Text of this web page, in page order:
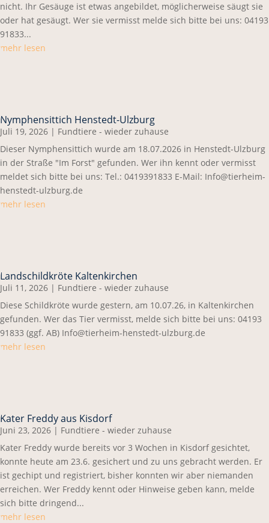
nicht. Ihr Gesäuge ist etwas angebildet, möglicherweise säugt sie
oder hat gesäugt. Wer sie vermisst melde sich bitte bei uns: 04193
91833...
mehr lesen
Nymphensittich Henstedt-Ulzburg
Juli 19, 2026 | Fundtiere - wieder zuhause
Dieser Nymphensittich wurde am 18.07.2026 in Henstedt-Ulzburg
in der Straße "Im Forst" gefunden. Wer ihn kennt oder vermisst
meldet sich bitte bei uns: Tel.: 0419391833 E-Mail: Info@tierheim-
henstedt-ulzburg.de
mehr lesen
Landschildkröte Kaltenkirchen
Juli 11, 2026 | Fundtiere - wieder zuhause
Diese Schildkröte wurde gestern, am 10.07.26, in Kaltenkirchen
gefunden. Wer das Tier vermisst, melde sich bitte bei uns: 04193
91833 (ggf. AB) Info@tierheim-henstedt-ulzburg.de
mehr lesen
Kater Freddy aus Kisdorf
Juni 23, 2026 | Fundtiere - wieder zuhause
Kater Freddy wurde bereits vor 3 Wochen in Kisdorf gesichtet,
konnte heute am 23.6. gesichert und zu uns gebracht werden. Er
ist gechipt und registriert, bisher konnten wir aber niemanden
erreichen. Wer Freddy kennt oder Hinweise geben kann, melde
sich bitte dringend...
mehr lesen